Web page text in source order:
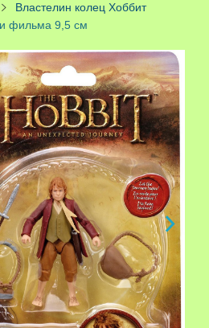
Властелин колец Хоббит
фильма 9,5 см